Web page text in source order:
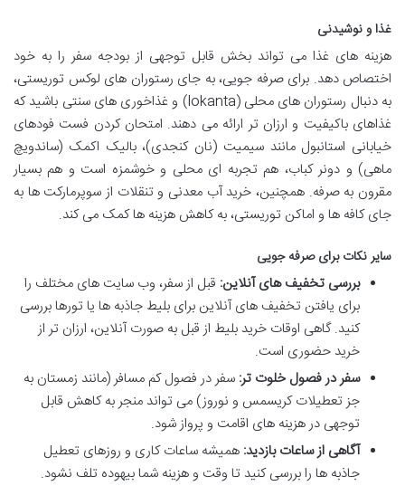
غذا و نوشیدنی
هزینه های غذا می تواند بخش قابل توجهی از بودجه سفر را به خود
اختصاص دهد. برای صرفه جویی، به جای رستوران های لوکس توریستی،
به دنبال رستوران های محلی (lokanta) و غذاخوری های سنتی باشید که
غذاهای باکیفیت و ارزان تر ارائه می دهند. امتحان کردن فست فودهای
خیابانی استانبول مانند سیمیت (نان کنجدی)، بالیک اکمک (ساندویچ
ماهی) و دونر کباب، هم تجربه ای محلی و خوشمزه است و هم بسیار
مقرون به صرفه. همچنین، خرید آب معدنی و تنقلات از سوپرمارکت ها به
جای کافه ها و اماکن توریستی، به کاهش هزینه ها کمک می کند.
سایر نکات برای صرفه جویی
بررسی تخفیف های آنلاین: قبل از سفر، وب سایت های مختلف را
برای یافتن تخفیف های آنلاین برای بلیط جاذبه ها یا تورها بررسی
کنید. گاهی اوقات خرید بلیط از قبل به صورت آنلاین، ارزان تر از
خرید حضوری است.
سفر در فصول خلوت تر: سفر در فصول کم مسافر (مانند زمستان به
جز تعطیلات کریسمس و نوروز) می تواند منجر به کاهش قابل
توجهی در هزینه های اقامت و پرواز شود.
آگاهی از ساعات بازدید: همیشه ساعات کاری و روزهای تعطیل
جاذبه ها را بررسی کنید تا وقت و هزینه شما بیهوده تلف نشود.